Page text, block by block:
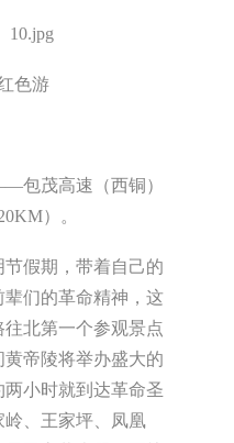
色游
茂高速（西铜）
）。
假期，带着自己的
们的革命精神，这
北第一个参观景点
帝陵将举办盛大的
小时就到达革命圣
、王家坪、凤凰